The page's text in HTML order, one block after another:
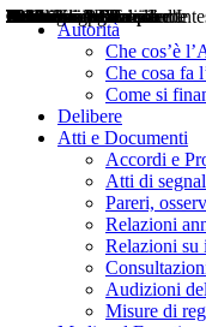
Autorità
Che cos’è
Che cosa fa
Come si
Delibere
Atti e Documenti
Accordi e
Atti di
Pareri,
Relazioni
Relazioni su
Audizioni
Misure di
Delibere
Pareri
Consultazioni
Audizioni
Atti di Segnalazione
Accordi e Protocolli
Relazioni annuali
Misure di regolazione
Notizie
Comunicati Stampa
Bollettini ART
Convegni ART
Interviste del Presidente
Articoli in primo piano
Interventi del Presidente
2004
2005
2010
2013
2014
2015
2016
2017
2018
2019
202
2020
2021
2022
2023
2024
2025
2026
Aereo
Marittimo
Terrestre